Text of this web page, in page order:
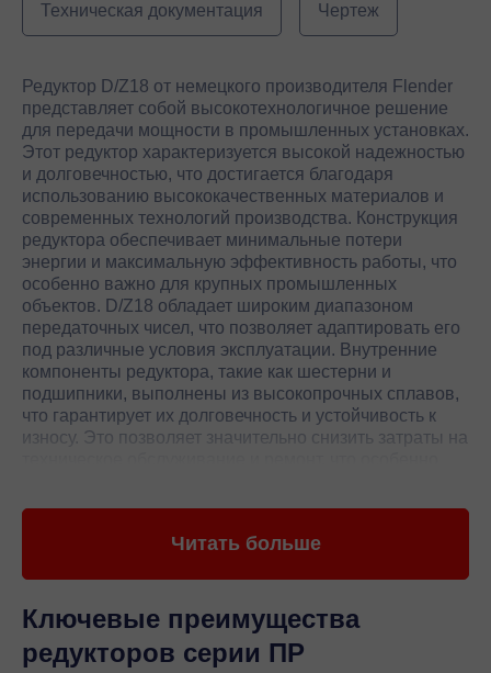
Техническая документация Чертеж
Редуктор D/Z18 от немецкого производителя Flender
представляет собой высокотехнологичное решение
для передачи мощности в промышленных установках.
Этот редуктор характеризуется высокой надежностью
и долговечностью, что достигается благодаря
использованию высококачественных материалов и
современных технологий производства. Конструкция
редуктора обеспечивает минимальные потери
энергии и максимальную эффективность работы, что
особенно важно для крупных промышленных
объектов. D/Z18 обладает широким диапазоном
передаточных чисел, что позволяет адаптировать его
под различные условия эксплуатации. Внутренние
компоненты редуктора, такие как шестерни и
подшипники, выполнены из высокопрочных сплавов,
что гарантирует их долговечность и устойчивость к
износу. Это позволяет значительно снизить затраты на
Редуктор D/Z18 от Flender отличается высокой
сложных условиях. Встроенные системы смазки и
охлаждения позволяют поддерживать оптимальные
условия работы всех компонентов редуктора, что
Читать больше
Ключевые преимущества
редукторов серии ПР